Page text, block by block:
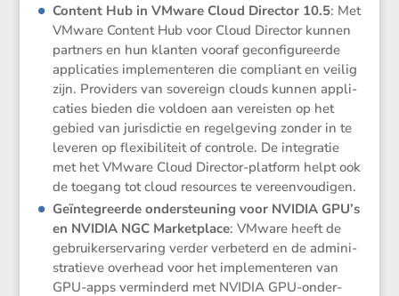
Content Hub in VMware Cloud Director 10.5: Met
VMware Content Hub voor Cloud Director kunnen
partners en hun klanten vooraf gecon­fi­gu­reerde
appli­ca­ties imple­men­teren die compliant en veilig
zijn. Provi­ders van sovereign clouds kunnen appli­
ca­ties bieden die voldoen aan vereisten op het
gebied van juris­dictie en regel­ge­ving zonder in te
leveren op flexi­bi­li­teit of controle. De integratie
met het VMware Cloud Director-platform helpt ook
de toegang tot cloud resources te vereenvoudigen.
Geïnte­greerde onder­steu­ning voor NVIDIA GPU’s
en NVIDIA NGC Market­place: VMware heeft de
gebrui­ker­s­er­va­ring verder verbe­terd en de admini­
stra­tieve overhead voor het imple­men­teren van
GPU-apps vermin­derd met NVIDIA GPU-onder­